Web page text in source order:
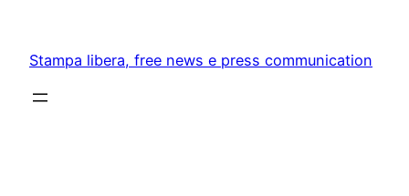
content
Stampa libera, free news e press communication